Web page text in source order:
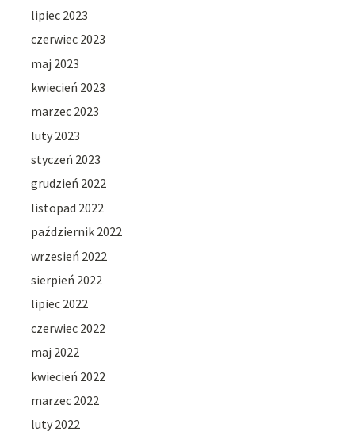
lipiec 2023
czerwiec 2023
maj 2023
kwiecień 2023
marzec 2023
luty 2023
styczeń 2023
grudzień 2022
listopad 2022
październik 2022
wrzesień 2022
sierpień 2022
lipiec 2022
czerwiec 2022
maj 2022
kwiecień 2022
marzec 2022
luty 2022